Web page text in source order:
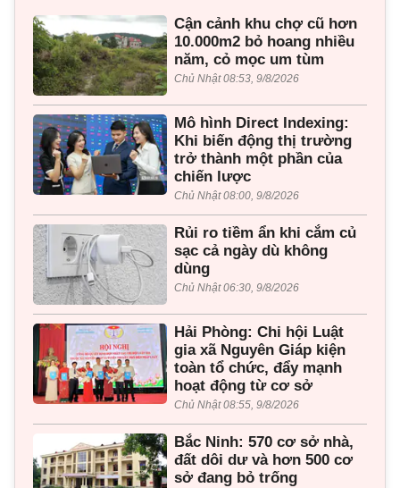
Cận cảnh khu chợ cũ hơn
10.000m2 bỏ hoang nhiều
năm, cỏ mọc um tùm
Chủ Nhật 08:53, 9/8/2026
Mô hình Direct Indexing:
Khi biến động thị trường
trở thành một phần của
chiến lược
Chủ Nhật 08:00, 9/8/2026
Rủi ro tiềm ẩn khi cắm củ
sạc cả ngày dù không
dùng
Chủ Nhật 06:30, 9/8/2026
Hải Phòng: Chi hội Luật
gia xã Nguyên Giáp kiện
toàn tổ chức, đẩy mạnh
hoạt động từ cơ sở
Chủ Nhật 08:55, 9/8/2026
Bắc Ninh: 570 cơ sở nhà,
đất dôi dư và hơn 500 cơ
sở đang bỏ trống